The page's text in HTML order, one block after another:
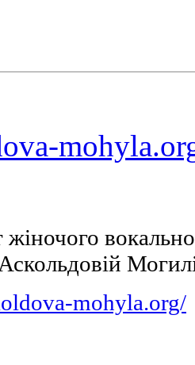
жіночого
mohyla.org/